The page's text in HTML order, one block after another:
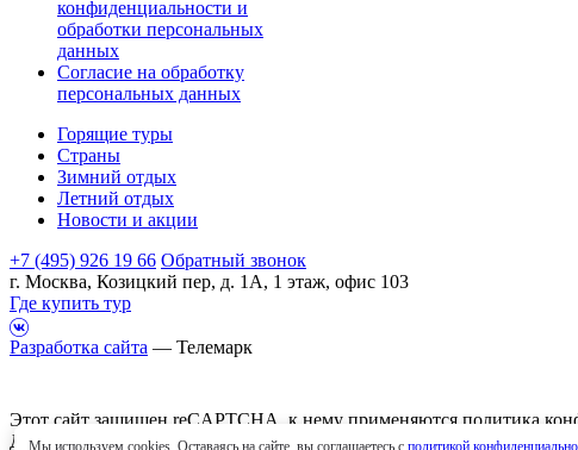
конфиденциальности и
обработки персональных
данных
Согласие на обработку
персональных данных
Горящие туры
Страны
Зимний отдых
Летний отдых
Новости и акции
+7 (495) 926 19 66 Обратный звонок
г. Москва, Козицкий пер, д. 1А, 1 этаж, офис 103
Где купить тур
Разработка сайта — Телемарк
Этот сайт защищен reCAPTCHA, к нему применяются политика
Данный интернет сайт носит исключительно информационный
Мы используем cookies. Оставаясь на сайте, вы соглашаетесь с политикой